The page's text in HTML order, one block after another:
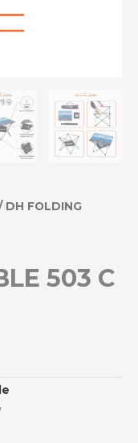
DH FOLDING
503 C
,